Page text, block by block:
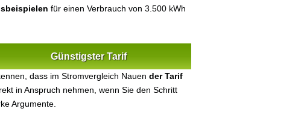
für einen Verbrauch von 3.500 kWh
Günstigster Tarif
dass im Stromvergleich Nauen der Tarif
in Anspruch nehmen, wenn Sie den Schritt
Argumente.